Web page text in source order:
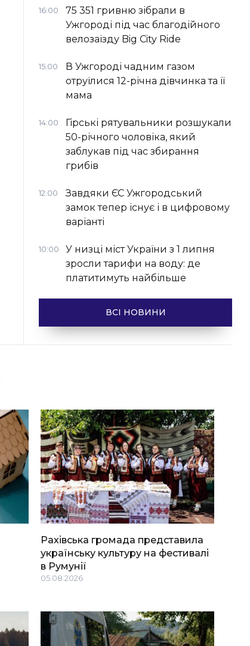
16:00
75 351 гривню зібрали в
Ужгороді під час благодійного
велозаїзду Big Сity Ride
15:00
В Ужгороді чадним газом
отруїлися 12-річна дівчинка та її
мама
14:00
Гірські рятувальники розшукали
50-річного чоловіка, який
заблукав під час збирання
грибів
12:00
Завдяки ЄС Ужгородський
замок тепер існує і в цифровому
варіанті
10:00
У низці міст України з 1 липня
зросли тарифи на воду: де
платитимуть найбільше
ВСІ НОВИНИ
Рахівська громада представила
українську культуру на фестивалі
в Румунії
05.08.2026